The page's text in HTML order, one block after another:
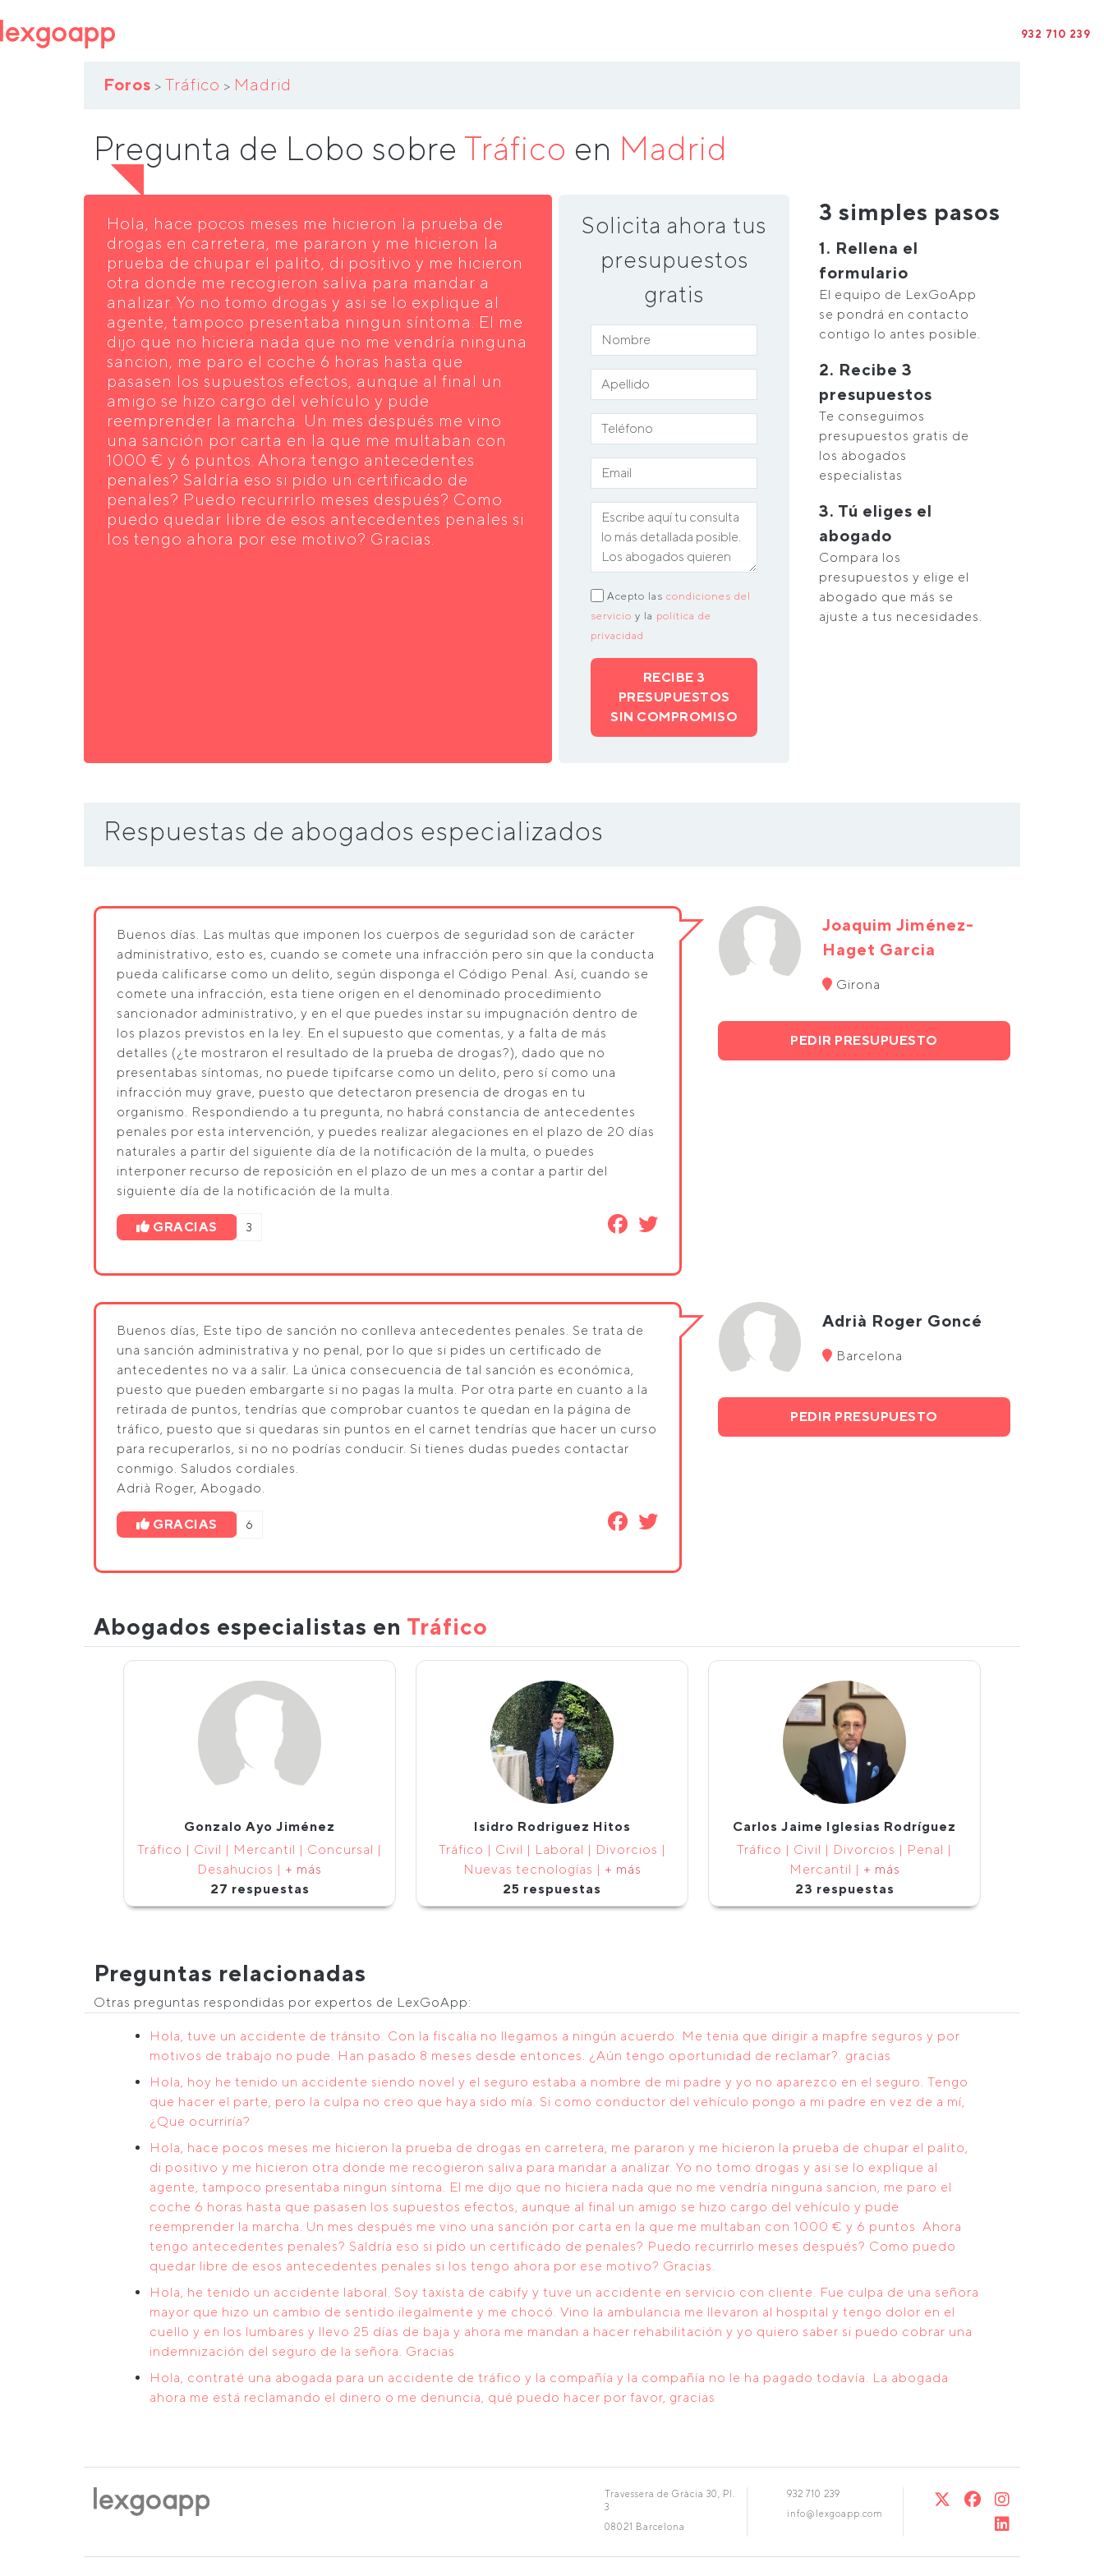
932 710 239
Foros > Tráfico > Madrid
Pregunta de Lobo sobre Tráfico en Madrid
Hola, hace pocos meses me hicieron la prueba de
drogas en carretera, me pararon y me hicieron la
prueba de chupar el palito, di positivo y me hicieron
otra donde me recogieron saliva para mandar a
analizar. Yo no tomo drogas y asi se lo explique al
agente, tampoco presentaba ningun síntoma. El me
dijo que no hiciera nada que no me vendría ninguna
sancion, me paro el coche 6 horas hasta que
pasasen los supuestos efectos, aunque al final un
amigo se hizo cargo del vehículo y pude
reemprender la marcha. Un mes después me vino
una sanción por carta en la que me multaban con
1000 € y 6 puntos. Ahora tengo antecedentes
penales? Saldría eso si pido un certificado de
penales? Puedo recurrirlo meses después? Como
puedo quedar libre de esos antecedentes penales si
los tengo ahora por ese motivo? Gracias.
Solicita ahora tus
presupuestos
gratis
Acepto las condiciones del
servicio y la política de
privacidad
RECIBE 3
PRESUPUESTOS
SIN COMPROMISO
3 simples pasos
1. Rellena el
formulario
El equipo de LexGoApp
se pondrá en contacto
contigo lo antes posible.
2. Recibe 3
presupuestos
Te conseguimos
presupuestos gratis de
los abogados
especialistas
3. Tú eliges el
abogado
Compara los
presupuestos y elige el
abogado que más se
ajuste a tus necesidades.
Respuestas de abogados especializados
Buenos días. Las multas que imponen los cuerpos de seguridad son de carácter
administrativo, esto es, cuando se comete una infracción pero sin que la conducta
pueda calificarse como un delito, según disponga el Código Penal. Así, cuando se
comete una infracción, esta tiene origen en el denominado procedimiento
sancionador administrativo, y en el que puedes instar su impugnación dentro de
los plazos previstos en la ley. En el supuesto que comentas, y a falta de más
detalles (¿te mostraron el resultado de la prueba de drogas?), dado que no
presentabas síntomas, no puede tipifcarse como un delito, pero sí como una
infracción muy grave, puesto que detectaron presencia de drogas en tu
organismo. Respondiendo a tu pregunta, no habrá constancia de antecedentes
penales por esta intervención, y puedes realizar alegaciones en el plazo de 20 días
naturales a partir del siguiente día de la notificación de la multa, o puedes
interponer recurso de reposición en el plazo de un mes a contar a partir del
siguiente día de la notificación de la multa.
GRACIAS 3
Joaquim Jiménez-
Haget Garcia
Girona
PEDIR PRESUPUESTO
Buenos días, Este tipo de sanción no conlleva antecedentes penales. Se trata de
una sanción administrativa y no penal, por lo que si pides un certificado de
antecedentes no va a salir. La única consecuencia de tal sanción es económica,
puesto que pueden embargarte si no pagas la multa. Por otra parte en cuanto a la
retirada de puntos, tendrías que comprobar cuantos te quedan en la página de
tráfico, puesto que si quedaras sin puntos en el carnet tendrías que hacer un curso
para recuperarlos, si no no podrías conducir. Si tienes dudas puedes contactar
conmigo. Saludos cordiales.
Adrià Roger, Abogado.
GRACIAS 6
Adrià Roger Goncé
Barcelona
PEDIR PRESUPUESTO
Abogados especialistas en Tráfico
Gonzalo Ayo Jiménez
Tráfico | Civil | Mercantil | Concursal |
Desahucios | + más
27 respuestas
Isidro Rodriguez Hitos
Tráfico | Civil | Laboral | Divorcios |
Nuevas tecnologías | + más
25 respuestas
Carlos Jaime Iglesias Rodríguez
Tráfico | Civil | Divorcios | Penal |
Mercantil | + más
23 respuestas
Preguntas relacionadas
Otras preguntas respondidas por expertos de LexGoApp:
Hola, tuve un accidente de tránsito. Con la fiscalia no llegamos a ningún acuerdo. Me tenia que dirigir a mapfre seguros y por
motivos de trabajo no pude. Han pasado 8 meses desde entonces. ¿Aún tengo oportunidad de reclamar?. gracias
Hola, hoy he tenido un accidente siendo novel y el seguro estaba a nombre de mi padre y yo no aparezco en el seguro. Tengo
que hacer el parte, pero la culpa no creo que haya sido mía. Si como conductor del vehículo pongo a mi padre en vez de a mí,
¿Que ocurriría?
Hola, hace pocos meses me hicieron la prueba de drogas en carretera, me pararon y me hicieron la prueba de chupar el palito,
di positivo y me hicieron otra donde me recogieron saliva para mandar a analizar. Yo no tomo drogas y asi se lo explique al
agente, tampoco presentaba ningun síntoma. El me dijo que no hiciera nada que no me vendría ninguna sancion, me paro el
coche 6 horas hasta que pasasen los supuestos efectos, aunque al final un amigo se hizo cargo del vehículo y pude
reemprender la marcha. Un mes después me vino una sanción por carta en la que me multaban con 1000 € y 6 puntos. Ahora
tengo antecedentes penales? Saldría eso si pido un certificado de penales? Puedo recurrirlo meses después? Como puedo
quedar libre de esos antecedentes penales si los tengo ahora por ese motivo? Gracias.
Hola, he tenido un accidente laboral. Soy taxista de cabify y tuve un accidente en servicio con cliente. Fue culpa de una señora
mayor que hizo un cambio de sentido ilegalmente y me chocó. Vino la ambulancia me llevaron al hospital y tengo dolor en el
cuello y en los lumbares y llevo 25 días de baja y ahora me mandan a hacer rehabilitación y yo quiero saber si puedo cobrar una
indemnización del seguro de la señora. Gracias
Hola, contraté una abogada para un accidente de tráfico y la compañía y la compañía no le ha pagado todavía. La abogada
ahora me está reclamando el dinero o me denuncia, qué puedo hacer por favor, gracias
Travessera de Gràcia 30, Pl.
3
08021 Barcelona
932 710 239
info@lexgoapp.com